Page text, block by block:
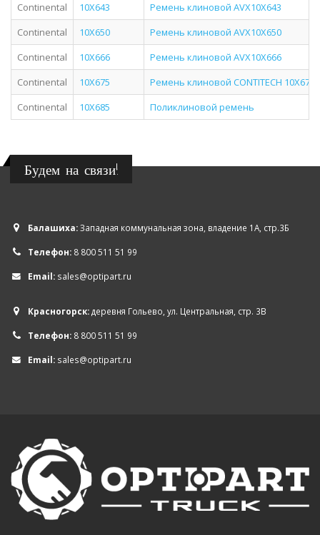
Continental
10X643
Ремень клиновой AVX10X643
Continental
10X650
Ремень клиновой AVX10X650
Continental
10X666
Ремень клиновой AVX10X666
Continental
10X675
Ремень клиновой CONTITECH 10X675
Continental
10X685 Поликлиновой ремень
Будем на связи!
Балашиха:Западная коммунальная зона, владение 1А, стр.3Б
Телефон: 8 800 511 51 99
Email: sales@optipart.ru
Красногорск:деревня Гольево, ул. Центральная, стр. 3В
Телефон: 8 800 511 51 99
Email: sales@optipart.ru